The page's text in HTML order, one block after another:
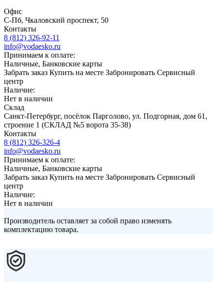
Офис
С-Пб, Чкаловский проспект, 50
Контакты
8 (812) 326-92-11
info@vodaesko.ru
Принимаем к оплате:
Наличные, Банковские карты
Забрать заказ Купить на месте Забронировать Сервисный
центр
Наличие:
Нет в наличии
Склад
Санкт-Петербург, посёлок Парголово, ул. Подгорная, дом 61,
строение 1 (СКЛАД №5 ворота 35-38)
Контакты
8 (812) 326-326-4
info@vodaesko.ru
Принимаем к оплате:
Наличные, Банковские карты
Забрать заказ Купить на месте Забронировать Сервисный
центр
Наличие:
Нет в наличии
Производитель оставляет за собой право изменять
комплектацию товара.